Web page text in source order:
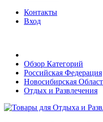
Контакты
Вход
Обзор Категорий
Российская Федерация
Новосибирская
Отдых и Развлечения